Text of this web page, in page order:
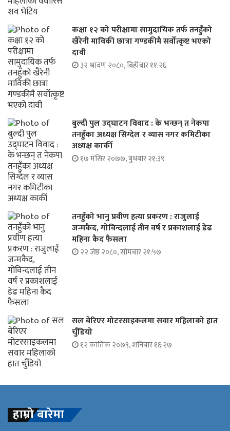
कक्षा १२ को परीक्षामा सामुदायिक तर्फ तनहुँको
खैरेनी माविकी छात्रा गण्डकीमै सर्वोत्कृष्ट भएको
दावी
३२ श्रावण २०८०, बिहीबार ११:२६
बुल्दी पुल उद्घाटन विवाद : के भन्छन् त नेकपा
तनहुँका अध्यक्ष सिग्देल र व्यास नगर कमिटीका
अध्यक्ष कार्की
१७ मंसिर २०७७, बुधबार २१:३९
तनहुँको भानु प्रवीण हत्या प्रकरण : राजुलाई
जन्मकैद, गोविन्दलाई तीन वर्ष र प्रकाशलाई डेढ
महिना कैद फैसला
२२ जेष्ठ २०८०, सोमबार २१:५७
सल बेरिएर मोटरसाइकलमा सवार महिलाको हात
चुँडियो
१२ कार्तिक २०७९, शनिबार १६:२७
हाम्रो बारेमा